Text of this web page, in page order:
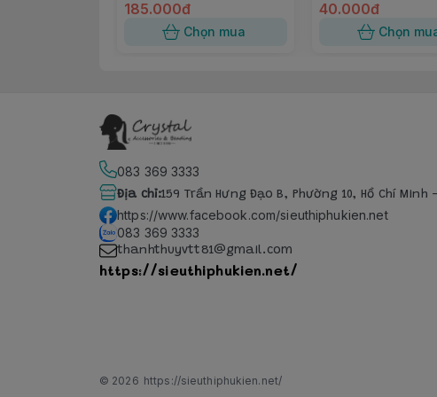
185.000đ
Chọn mua
40.000đ
Chọn
083 369 3333
Địa chỉ:159 Trần Hưng Đạo B, Phường 10, Hồ Chí Minh
https://www.facebook.com/sieuthiphukien.net
083 369 3333
thanhthuyvtt81@gmail.com
https://sieuthiphukien.net/
© 2026 https://sieuthiphukien.net/